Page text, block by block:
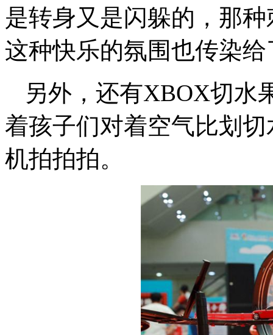
是转身又是闪躲的，那
这种快乐的氛围也传染
另外，还有XBOX切水
着孩子们对着空气比划
机拍拍拍。